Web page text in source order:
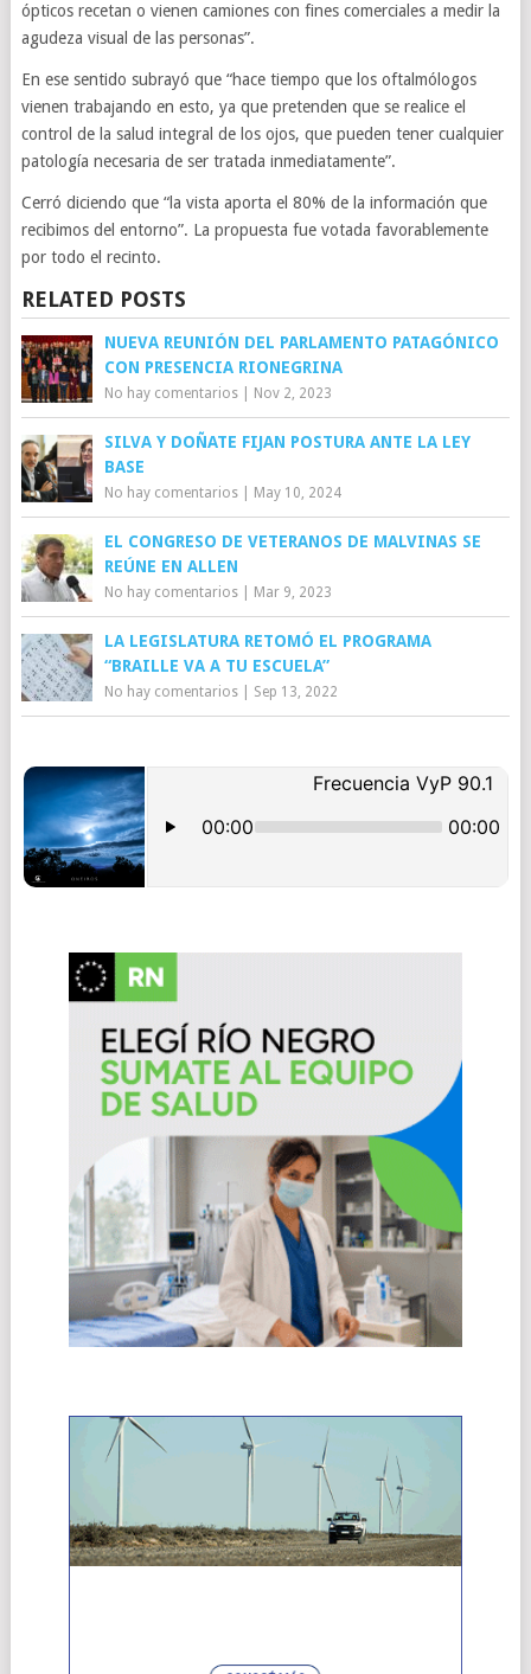
ópticos recetan o vienen camiones con fines comerciales a medir la
agudeza visual de las personas”.
En ese sentido subrayó que “hace tiempo que los oftalmólogos
vienen trabajando en esto, ya que pretenden que se realice el
control de la salud integral de los ojos, que pueden tener cualquier
patología necesaria de ser tratada inmediatamente”.
Cerró diciendo que “la vista aporta el 80% de la información que
recibimos del entorno”. La propuesta fue votada favorablemente
por todo el recinto.
RELATED POSTS
NUEVA REUNIÓN DEL PARLAMENTO PATAGÓNICO
CON PRESENCIA RIONEGRINA
No hay comentarios| Nov 2, 2023
SILVA Y DOÑATE FIJAN POSTURA ANTE LA LEY
BASE
No hay comentarios| May 10, 2024
EL CONGRESO DE VETERANOS DE MALVINAS SE
REÚNE EN ALLEN
No hay comentarios| Mar 9, 2023
LA LEGISLATURA RETOMÓ EL PROGRAMA
“BRAILLE VA A TU ESCUELA”
No hay comentarios| Sep 13, 2022